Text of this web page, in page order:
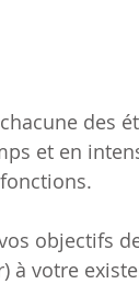
des
et en
objectifs
à votre